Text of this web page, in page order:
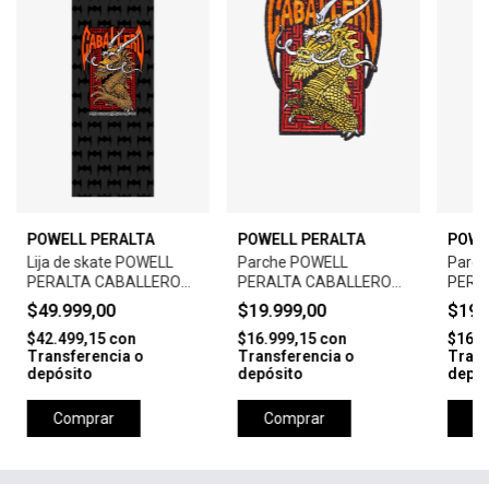
POWELL PERALTA
Lija de skate POWELL
PERALTA CABALLERO
STREET 10.5 X 33 EA
BLACK
$49.999,00
$42.499,15con
Transferencia o
depósito
Comprar
POWELL PERALTA
Parche POWELL
PERALTA CABALLERO
STREET DRAGON
$19.999,00
$16.999,15con
Transferencia o
depósito
Comprar